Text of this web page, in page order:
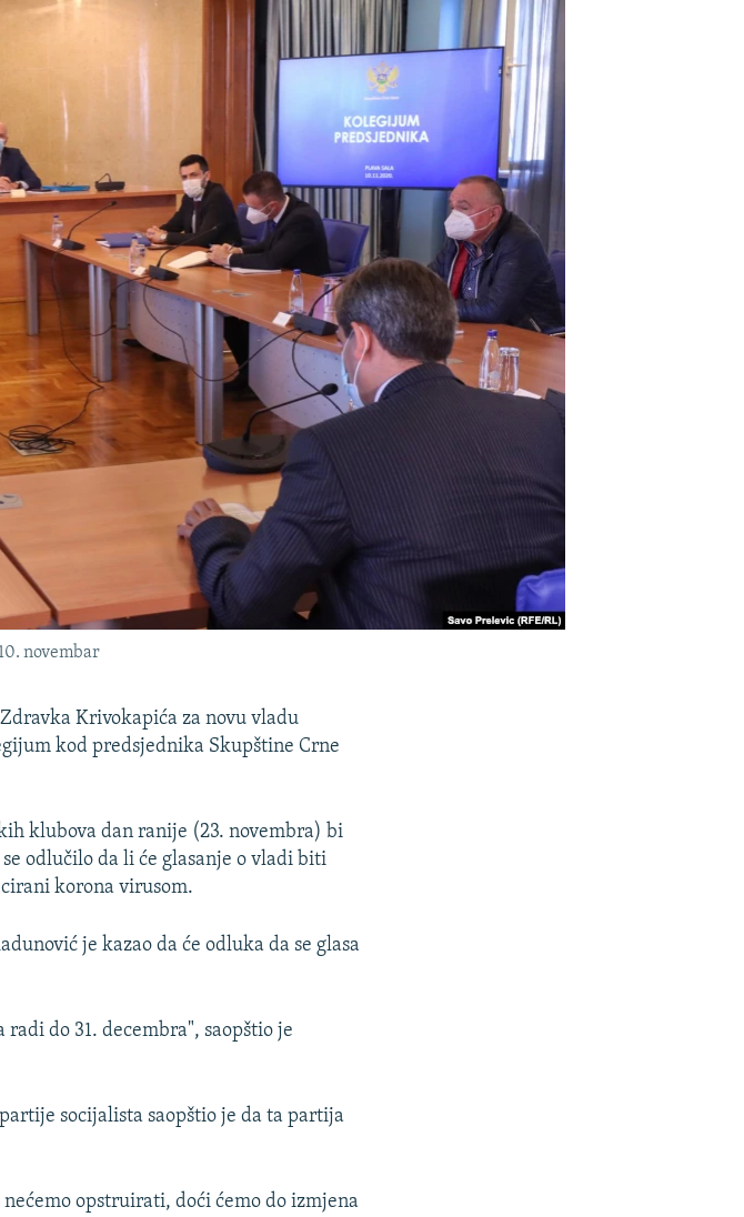
novembar
Krivokapića za novu vladu
kod predsjednika Skupštine Crne
klubova dan ranije (23. novembra) bi
odlučilo da li će glasanje o vladi biti
korona virusom.
je kazao da će odluka da se glasa
do 31. decembra", saopštio je
socijalista saopštio je da ta partija
opstruirati, doći ćemo do izmjena